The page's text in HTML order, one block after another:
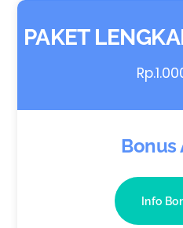
PAKET
Bonus
Info